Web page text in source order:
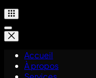
Accueil
À propos